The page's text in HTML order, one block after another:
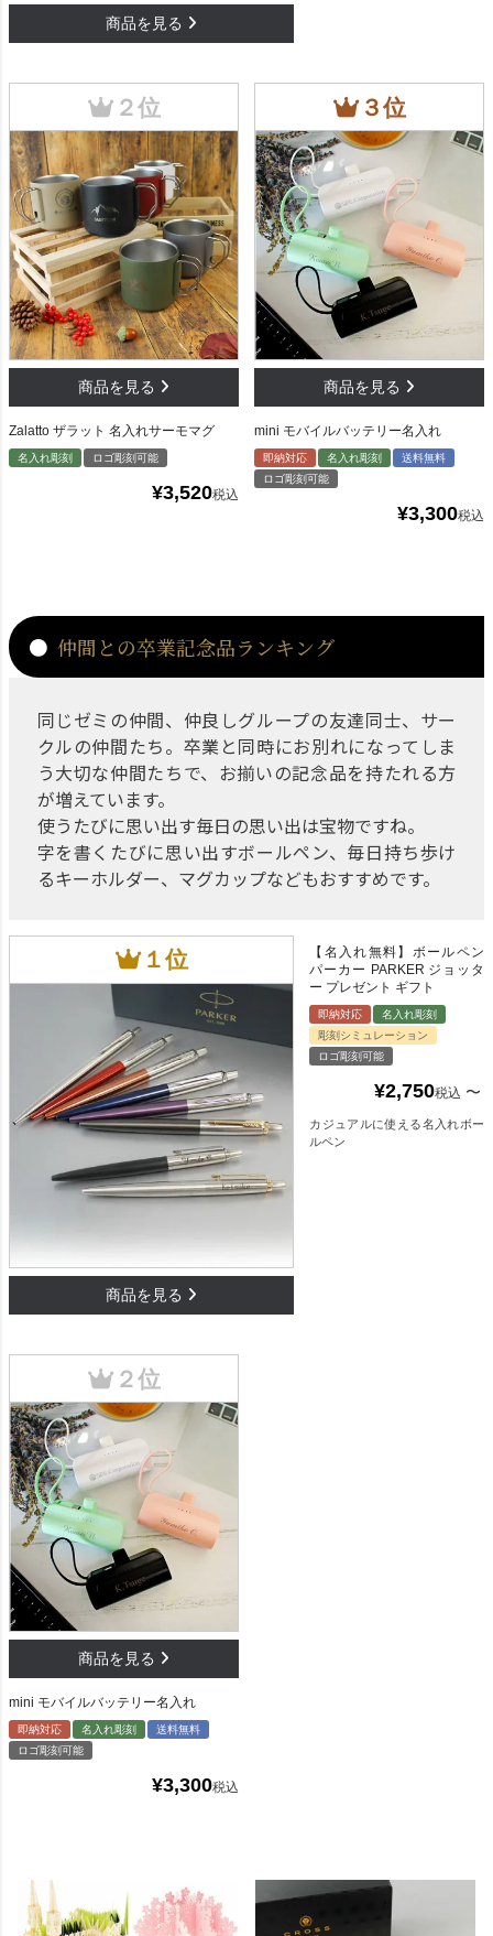
Zalatto ザラット 名入れサーモマグ
名入れ彫刻 ロゴ彫刻可能
¥3,520税込
mini モバイルバッテリー名入れ
即納対応 名入れ彫刻
送料無料
ロゴ彫刻可能
¥3,300税込
仲間との卒業記念品ランキング
同じゼミの仲間、仲良しグループの友達同士、サー
クルの仲間たち。卒業と同時にお別れになってしま
う大切な仲間たちで、お揃いの記念品を持たれる方
が増えています。
使うたびに思い出す毎日の思い出は宝物ですね。
字を書くたびに思い出すボールペン、毎日持ち歩け
るキーホルダー、マグカップなどもおすすめです。
【名入れ無料】ボールペン
パーカー PARKER ジョッタ
ー プレゼント ギフト
即納対応
名入れ彫刻
彫刻シミュレーション
ロゴ彫刻可能
¥2,750税込 〜
カジュアルに使える名入れボー
ルペン
mini モバイルバッテリー名入れ
即納対応 名入れ彫刻
送料無料
ロゴ彫刻可能
¥3,300税込